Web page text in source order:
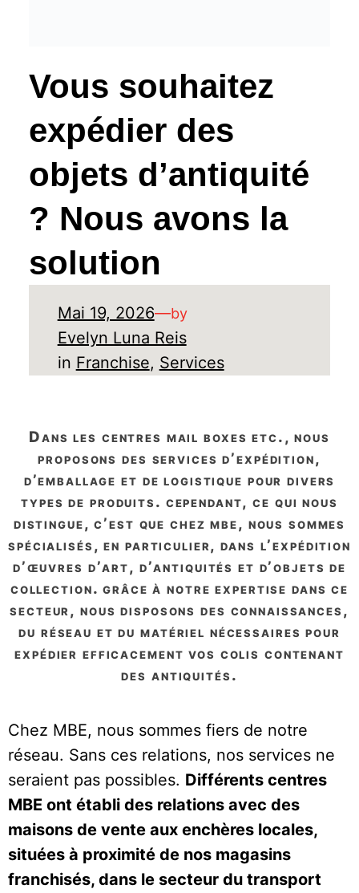
Vous souhaitez
expédier des
objets d’antiquité
? Nous avons la
solution
Mai 19, 2026—by
Evelyn Luna Reis
in Franchise, Services
dans les centres mail boxes etc., nous
proposons des services d’expédition,
d’emballage et de logistique pour divers
types de produits. cependant, ce qui nous
distingue, c’est que chez mbe, nous sommes
spécialisés, en particulier, dans l’expédition
d’œuvres d’art, d’antiquités et d’objets de
collection. grâce à notre expertise dans ce
secteur, nous disposons des connaissances,
du réseau et du matériel nécessaires pour
expédier efficacement vos colis contenant
des antiquités.
Chez MBE, nous sommes fiers de notre
réseau. Sans ces relations, nos services ne
seraient pas possibles. Différents centres
MBE ont établi des relations avec des
maisons de vente aux enchères locales,
situées à proximité de nos magasins
franchisés, dans le secteur du transport